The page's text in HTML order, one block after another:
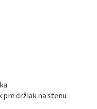
pre držiak na stenu